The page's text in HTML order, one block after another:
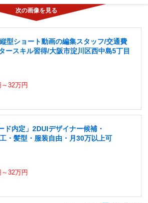
型ショート動画の編集スタッフ/交通費
ースキル習得/大阪市淀川区西中島5丁目
32万円
ド内定」2DUIデザイナー候補・
・髪型・服装自由・月30万以上可
32万円